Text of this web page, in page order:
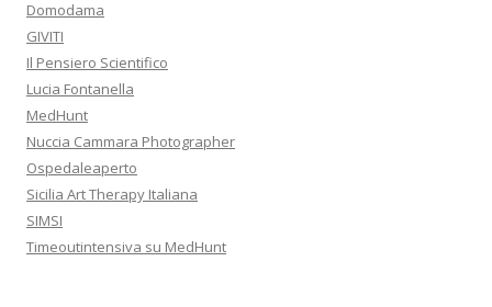
Domodama
GIVITI
Il Pensiero Scientifico
Lucia Fontanella
MedHunt
Nuccia Cammara Photographer
Ospedaleaperto
Sicilia Art Therapy Italiana
SIMSI
Timeoutintensiva su MedHunt